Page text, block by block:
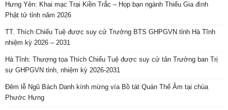
Hưng Yên: Khai mạc Trại Kiền Trắc – Họp bạn ngành Thiếu Gia đình
Phật tử tỉnh năm 2026
TT. Thích Chiếu Tuệ được suy cử Trưởng BTS GHPGVN tỉnh Hà Tĩnh
nhiệm kỳ 2026 – 2031
Hà Tĩnh: Thượng tọa Thích Chiếu Tuệ được suy cử tân Trưởng ban Trị
sự GHPGVN tỉnh, nhiệm kỳ 2026-2031
Đêm lễ Ngũ Bách Danh kính mừng vía Bồ tát Quán Thế Âm tại chùa
Phước Hưng